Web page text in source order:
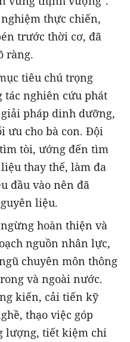
thực chiến,
trước thời cơ, đã
ràng.
tiêu chú trọng
tác nghiên cứu phát
pháp dinh dưỡng,
ưu cho bà con. Đội
tòi, ướng đến tìm
thay thế, làm đa
đầu vào nên đã
liệu.
hoàn thiện và
nguồn nhân lực,
chuyên môn thông
và ngoài nước.
kiến, cải tiến kỹ
thạo việc góp
lượng, tiết kiệm chi